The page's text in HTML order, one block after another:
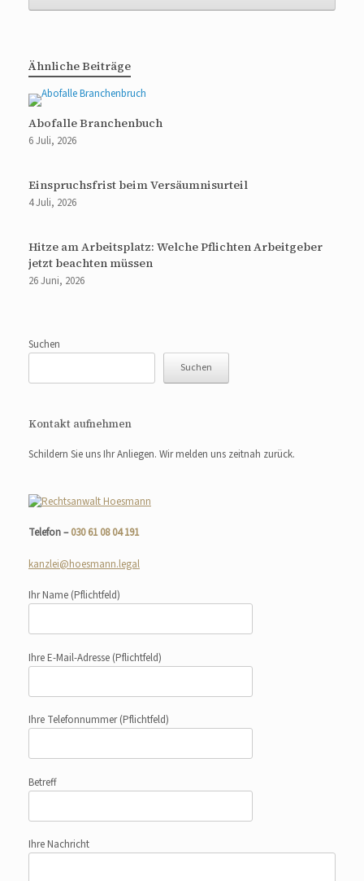
Ähnliche Beiträge
Abofalle Branchenbuch
6 Juli, 2026
Einspruchsfrist beim Versäumnisurteil
4 Juli, 2026
Hitze am Arbeitsplatz: Welche Pflichten Arbeitgeber
jetzt beachten müssen
26 Juni, 2026
Suchen
Suchen
Kontakt aufnehmen
Schildern Sie uns Ihr Anliegen. Wir melden uns zeitnah zurück.
Telefon –030 61 08 04 191
kanzlei@hoesmann.legal
Ihr Name (Pflichtfeld)
Ihre E-Mail-Adresse (Pflichtfeld)
Ihre Telefonnummer(Pflichtfeld)
Betreff
Ihre Nachricht